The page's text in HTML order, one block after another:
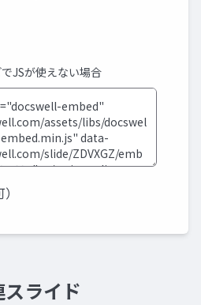
でJSが使えない場合
スライド